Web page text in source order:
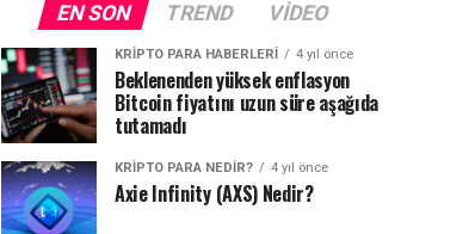
EN SON TREND VIDEO
KRIPTO PARA HABERLERI 4 yıl önce
Beklenenden yüksek enflasyon
Bitcoin fiyatını uzun süre aşağıda
tutamadı
KRIPTO PARA NEDIR? 4 yıl önce
Axie Infinity (AXS) Nedir?